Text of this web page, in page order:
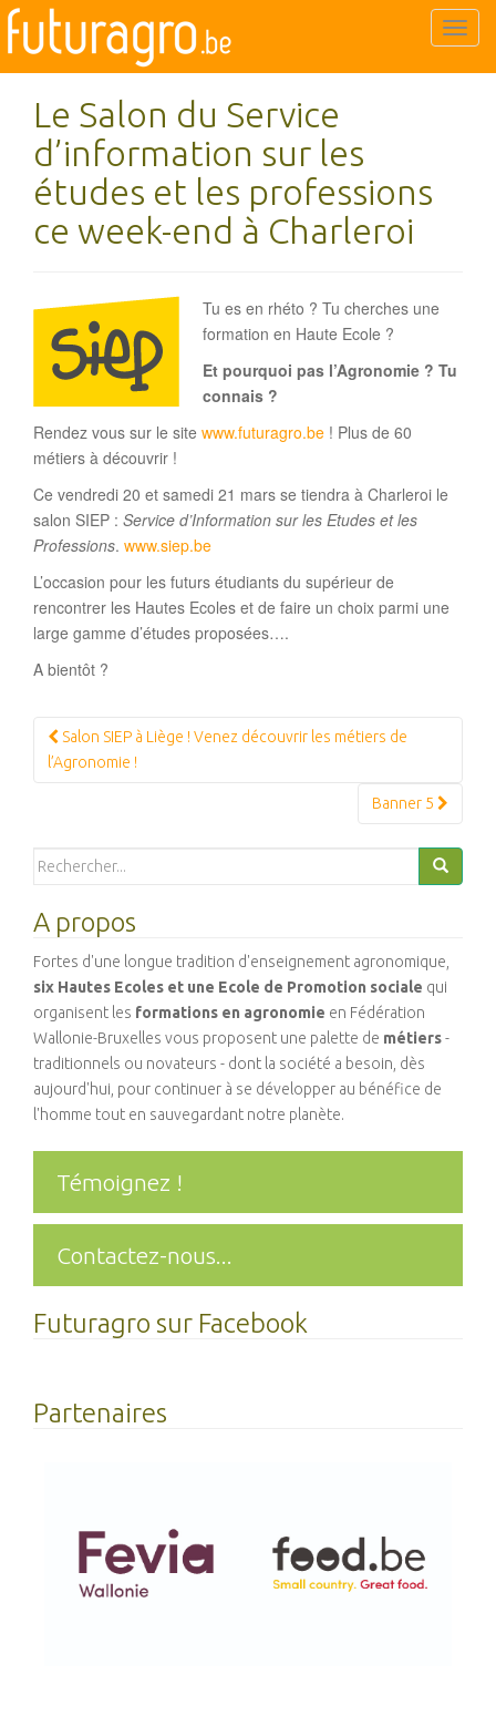
T
Le Salon du Service
d’information sur les
études et les professions
ce week-end à Charleroi
Tu es en rhéto ? Tu cherches une
formation en Haute Ecole ?
Et pourquoi pas l’Agronomie ? Tu
connais ?
Rendez vous sur le site www.futuragro.be ! Plus de 60
métiers à découvrir !
Ce vendredi 20 et samedi 21 mars se tiendra à Charleroi le
salon SIEP : Service d’Information sur les Etudes et les
Professions. www.siep.be
L’occasion pour les futurs étudiants du supérieur de
rencontrer les Hautes Ecoles et de faire un choix parmi une
large gamme d’études proposées….
A bientôt ?
Navigation
Article
Salon SIEP à Liège ! Venez découvrir les métiers de
l’Agronomie !
Banner 5
Search
A propos
Fortes d'une longue tradition d'enseignement agronomique,
six Hautes Ecoles et une Ecole de Promotion sociale qui
organisent les formations en agronomie en Fédération
Wallonie-Bruxelles vous proposent une palette de métiers-
traditionnels ou novateurs - dont la société a besoin, dès
aujourd'hui, pour continuer à se développer au bénéfice de
l'homme tout en sauvegardant notre planète.
Témoignez !
Contactez-nous...
Futuragro sur Facebook
Partenaires